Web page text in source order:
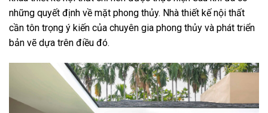
những quyết định về mặt phong thủy. Nhà thiết kế nội thất
cần tôn trọng ý kiến của chuyên gia phong thủy và phát triển
bản vẽ dựa trên điều đó.